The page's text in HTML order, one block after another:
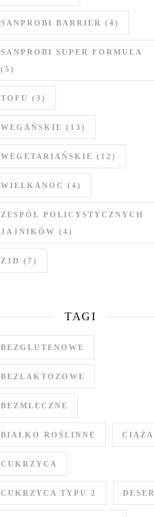
SANPROBI BARRIER (4)
SANPROBI SUPER FORMUŁA
(5)
TOFU (3)
WEGAŃSKIE (13)
WEGETARIAŃSKIE (12)
WIELKANOC (4)
ZESPÓŁ POLICYSTYCZNYCH
JAJNIKÓW (4)
ZJD (7)
TAGI
BEZGLUTENOWE
BEZLAKTOZOWE
BEZMLECZNE
BIAŁKO ROŚLINNE CIĄŻA
CUKRZYCA
CUKRZYCA TYPU 2 DESER